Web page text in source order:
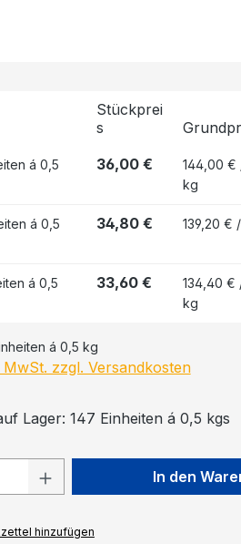
Stückprei
s
á 0,5
36,00 €
144,00 €
kg
á 0,5
34,80 € 139,20 €
á 0,5
33,60 €
134,40 €
kg
á 0,5 kg
MwSt. zzgl. Versandkosten
Lager: 147 Einheiten á 0,5 kgs
Anzahl: Gib den
In den
hinzufügen